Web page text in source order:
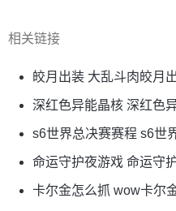
相关链接
皎月出装 大乱斗肉皎月
深红色异能晶核 深红色
s6世界总决赛赛程 s6世
命运守护夜游戏 命运守
卡尔金怎么抓 wow卡尔